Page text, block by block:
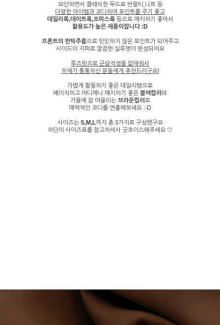
모던하면서 클래식한 무드로 반팔티,니트 등
다양한 아이템과 코디하여 포인트를 주기 좋고
데일리룩,데이트룩,오피스룩등으로 매치하기 좋아서
활용도가 높은 제품이랍니다 :D
프론트의 핀턱주름으로 밋밋하지 않은 포인트가 되어주고
사이드의 지퍼로 깔끔한 실루엣이 완성되어요
루즈핏으로 군살걱정을 없애줘서
하체가 통통하신 분들에게 추천드리구요!
가볍게 활용하기 좋은 데일리템으로
베이직하고 어디에나 매치하기 좋은 블랙컬러와
가을에 잘 어울리는브라운컬러로
매력적인 코디를 연출해보세요 :-D
사이즈는 S,M,L까지 총 3가지로 구성했구요
하단의 사이즈표를 참고하셔서 굿초이스해주세요 ♡